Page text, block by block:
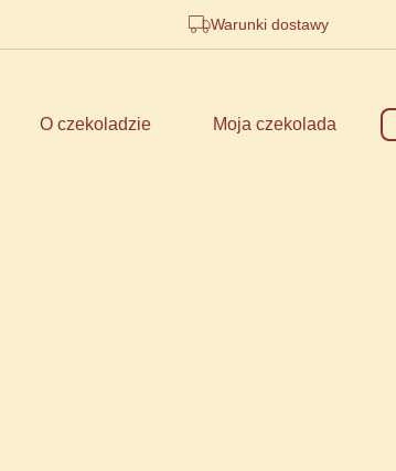
Warunki dostawy
O czekoladzie Moja czekolada